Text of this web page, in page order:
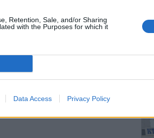
Retention, Sale, and/or Sharing
with the Purposes for which it
Data Access Privacy Policy